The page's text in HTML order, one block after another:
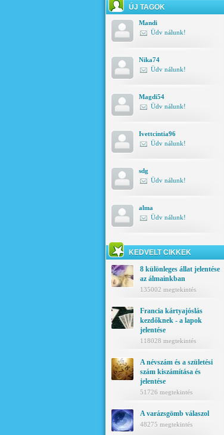
ÚJ TAGOK
Mandi
Üdv nálunk!
Nika74
Üdv nálunk!
Magdi54
Üdv nálunk!
Ivettcintia96
Üdv nálunk!
sdg
Üdv nálunk!
alma
Üdv nálunk!
KEDVELT CIKKEK
8 különleges állat jelentése
az álmainkban
135002 megtekintés
Francia kártyajóslás
kezdőknek - a lapok
jelentése
118028 megtekintés
A névszám és a születési
szám kiszámítása és
jelentése
51726 megtekintés
A varázsgömb válaszol
48275 megtekintés